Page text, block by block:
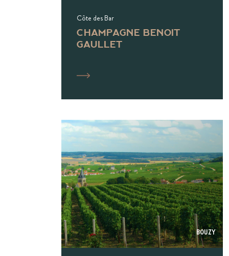
Côte des Bar
CHAMPAGNE BENOIT
GAULLET
Bouzy